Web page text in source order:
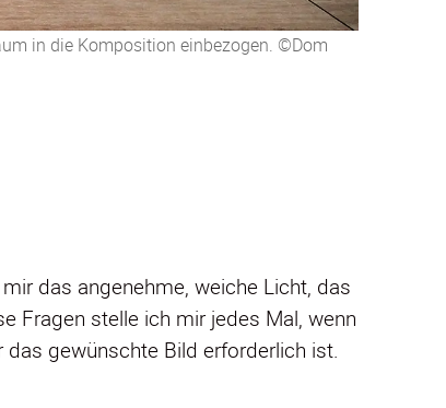
in die Komposition einbezogen. ©Dom
das angenehme, weiche Licht, das
Fragen stelle ich mir jedes Mal, wenn
gewünschte Bild erforderlich ist.